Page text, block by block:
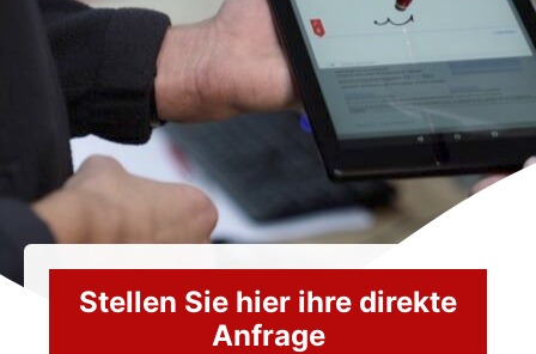
Stellen Sie hier ihre direkte
Anfrage